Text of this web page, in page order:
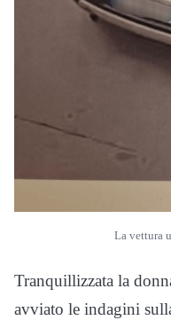
La vettura
Tranquillizzata la
avviato le indagini